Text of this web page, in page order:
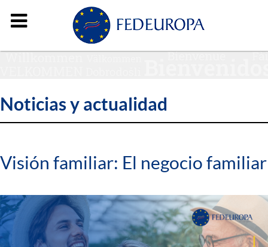
Noticias y actualidad
Visión familiar: El negocio familiar